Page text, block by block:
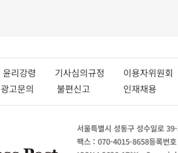
윤리강령 기사심의규정 이용자위원
광고문의 불편신고 인재채용
서울특별시 성동구 성수일로
팩스 : 070-4015-8658등록번